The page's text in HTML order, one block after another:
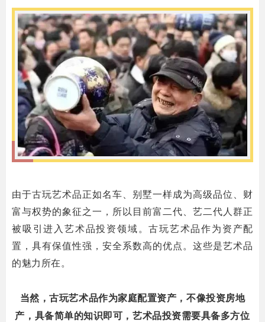
_
由于古玩艺术品正如名车、别墅一样成为高级品位、财
富与权势的象征之一，所以目前富二代、艺二代人群正
被吸引进入艺术品投资领域。古玩艺术品作为资产配
置，具有保值性强，安全系数高的优点。这些是艺术品
的魅力所在。
当然，古玩艺术品作为家庭配置资产，不像投资房地
产，具备简单的知识即可，艺术品投资需要具备多方位